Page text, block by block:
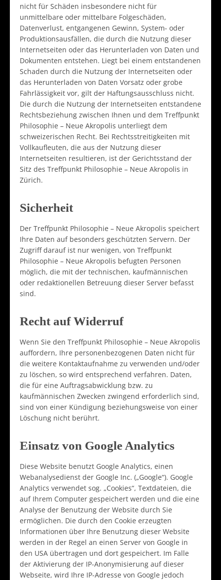
nicht für Schäden insbesondere nicht für
unmittelbare oder mittelbare Folgeschäden,
Datenverlust, entgangenen Gewinn, System- oder
Produktionsausfällen, die durch die Nutzung dieser
Internetseiten oder das Herunterladen von Daten und
Dokumenten entstehen. Liegt bei einem entstandenen
Schaden durch die Nutzung der Internetseiten oder
das Herunterladen von Daten Vorsatz oder grobe
Fahrlässigkeit vor, gilt der Haftungsausschluss nicht.
Die durch die Nutzung der Internetseiten entstandene
Rechtsbeziehung zwischen Ihnen und dem Treffpunkt
Philosophie – Neue Akropolis unterliegt dem
schweizerischen Recht. Bei Rechtsstreitigkeiten mit
Vollkaufleuten, die aus der Nutzung dieser
Internetseiten resultieren, ist der Gerichtsstand der
Sitz des Treffpunkt Philosophie – Neue Akropolis in
Zürich.
Sicherheit
Der Treffpunkt Philosophie – Neue Akropolis speichert
Ihre Daten auf besonders geschützten Servern. Der
Zugriff darauf ist nur wenigen, von Treffpunkt
Philosophie – Neue Akropolis befugten Personen
möglich, die mit der technischen, kaufmännischen
oder redaktionellen Betreuung dieser Server befasst
sind.
Recht auf Widerruf
Wenn Sie den Treffpunkt Philosophie – Neue Akropolis
auffordern, Ihre personenbezogenen Daten nicht für
die weitere Kontaktaufnahme zu verwenden und/oder
zu löschen, so wird entsprechend verfahren. Daten,
die für eine Auftragsabwicklung bzw. zu
kaufmännischen Zwecken zwingend erforderlich sind,
sind von einer Kündigung beziehungsweise von einer
Löschung nicht berührt.
Einsatz von Google Analytics
Diese Website benutzt Google Analytics, einen
Webanalysedienst der Google Inc. („Google“). Google
Analytics verwendet sog. „Cookies“, Textdateien, die
auf Ihrem Computer gespeichert werden und die eine
Analyse der Benutzung der Website durch Sie
ermöglichen. Die durch den Cookie erzeugten
Informationen über Ihre Benutzung dieser Website
werden in der Regel an einen Server von Google in
den USA übertragen und dort gespeichert. Im Falle
der Aktivierung der IP-Anonymisierung auf dieser
Webseite, wird Ihre IP-Adresse von Google jedoch